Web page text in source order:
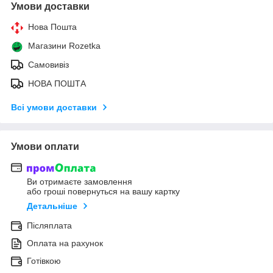
Умови доставки
Нова Пошта
Магазини Rozetka
Самовивіз
НОВА ПОШТА
Всі умови доставки
Умови оплати
Ви отримаєте замовлення
або гроші повернуться на вашу картку
Детальніше
Післяплата
Оплата на рахунок
Готівкою